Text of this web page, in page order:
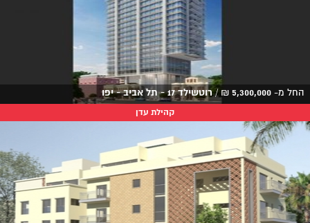
החל מ- 5,300,000
₪
/רוטשילד 17 - תל אביב - יפו
קהילת עדן